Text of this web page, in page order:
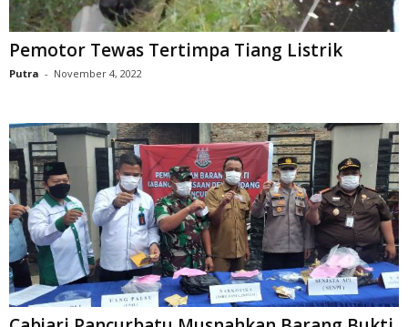
Pemotor Tewas Tertimpa Tiang Listrik
Putra - November 4, 2022